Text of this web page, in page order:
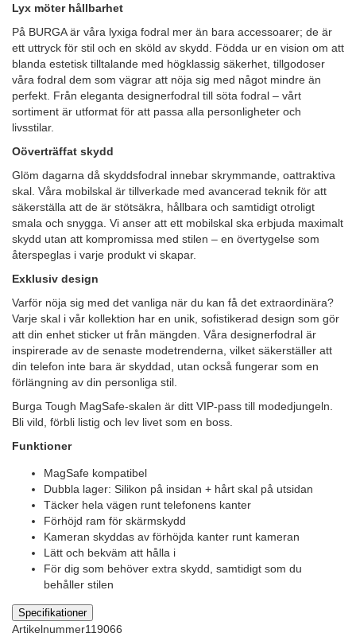
Lyx möter hållbarhet
På BURGA är våra lyxiga fodral mer än bara accessoarer; de är
ett uttryck för stil och en sköld av skydd. Födda ur en vision om att
blanda estetisk tilltalande med högklassig säkerhet, tillgodoser
våra fodral dem som vägrar att nöja sig med något mindre än
perfekt. Från eleganta designerfodral till söta fodral – vårt
sortiment är utformat för att passa alla personligheter och
livsstilar.
Oöverträffat skydd
Glöm dagarna då skyddsfodral innebar skrymmande, oattraktiva
skal. Våra mobilskal är tillverkade med avancerad teknik för att
säkerställa att de är stötsäkra, hållbara och samtidigt otroligt
smala och snygga. Vi anser att ett mobilskal ska erbjuda maximalt
skydd utan att kompromissa med stilen – en övertygelse som
återspeglas i varje produkt vi skapar.
Exklusiv design
Varför nöja sig med det vanliga när du kan få det extraordinära?
Varje skal i vår kollektion har en unik, sofistikerad design som gör
att din enhet sticker ut från mängden. Våra designerfodral är
inspirerade av de senaste modetrenderna, vilket säkerställer att
din telefon inte bara är skyddad, utan också fungerar som en
förlängning av din personliga stil.
Burga Tough MagSafe-skalen är ditt VIP-pass till modedjungeln.
Bli vild, förbli listig och lev livet som en boss.
Funktioner
MagSafe kompatibel
Dubbla lager: Silikon på insidan + hårt skal på utsidan
Täcker hela vägen runt telefonens kanter
Förhöjd ram för skärmskydd
Kameran skyddas av förhöjda kanter runt kameran
Lätt och bekväm att hålla i
För dig som behöver extra skydd, samtidigt som du
behåller stilen
Specifikationer
Artikelnummer119066